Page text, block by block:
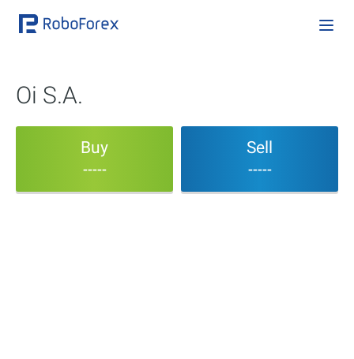
Oi S.A.
Buy
-----
Sell
-----